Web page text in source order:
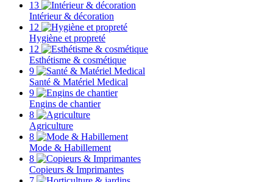
13
Intérieur & décoration
12
Hygiène et propreté
12
Esthétisme & cosmétique
9
Santé & Matériel Medical
9
Engins de chantier
8
Agriculture
8
Mode & Habillement
8
Copieurs & Imprimantes